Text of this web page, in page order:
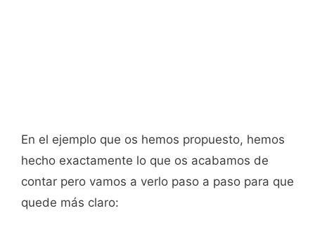
En el ejemplo que os hemos propuesto, hemos
hecho exactamente lo que os acabamos de
contar pero vamos a verlo paso a paso para que
quede más claro: